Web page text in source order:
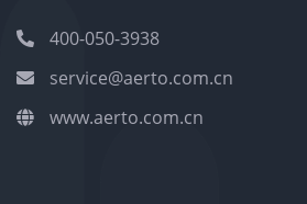
400-050-3938
service@aerto.com.cn
www.aerto.com.cn